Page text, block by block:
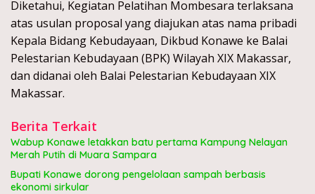
Diketahui, Kegiatan Pelatihan Mombesara terlaksana
atas usulan proposal yang diajukan atas nama pribadi
Kepala Bidang Kebudayaan, Dikbud Konawe ke Balai
Pelestarian Kebudayaan (BPK) Wilayah XIX Makassar,
dan didanai oleh Balai Pelestarian Kebudayaan XIX
Makassar.
Berita Terkait
Wabup Konawe letakkan batu pertama Kampung Nelayan
Merah Putih di Muara Sampara
Bupati Konawe dorong pengelolaan sampah berbasis
ekonomi sirkular